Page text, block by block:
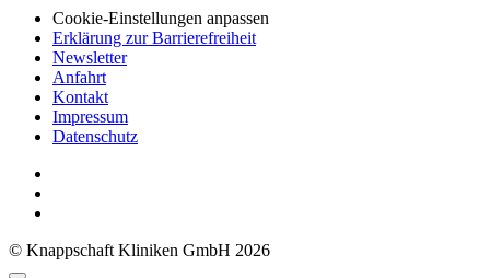
Cookie-Einstellungen anpassen
Erklärung zur Barrierefreiheit
Newsletter
Anfahrt
Kontakt
Impressum
Datenschutz
© Knappschaft Kliniken GmbH 2026